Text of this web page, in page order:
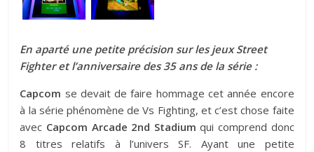
En aparté une petite précision sur les jeux Street
Fighter et l’anniversaire des 35 ans de la série :
Capcom se devait de faire hommage cet année encore
à la série phénomène de Vs Fighting, et c’est chose faite
avec Capcom Arcade 2nd Stadium qui comprend donc
8 titres relatifs à l’univers SF. Ayant une petite